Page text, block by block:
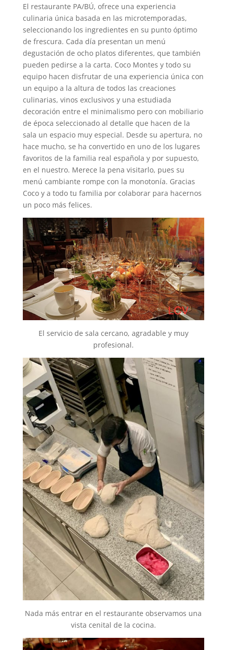
El restaurante PA/BÚ, ofrece una experiencia
culinaria única basada en las microtemporadas,
seleccionando los ingredientes en su punto óptimo
de frescura. Cada día presentan un menú
degustación de ocho platos diferentes, que también
pueden pedirse a la carta. Coco Montes y todo su
equipo hacen disfrutar de una experiencia única con
un equipo a la altura de todos las creaciones
culinarias, vinos exclusivos y una estudiada
decoración entre el minimalismo pero con mobiliario
de época seleccionado al detalle que hacen de la
sala un espacio muy especial. Desde su apertura, no
hace mucho, se ha convertido en uno de los lugares
favoritos de la familia real española y por supuesto,
en el nuestro. Merece la pena visitarlo, pues su
menú cambiante rompe con la monotonía. Gracias
Coco y a todo tu familia por colaborar para hacernos
un poco más felices.
El servicio de sala cercano, agradable y muy
profesional.
Nada más entrar en el restaurante observamos una
vista cenital de la cocina.